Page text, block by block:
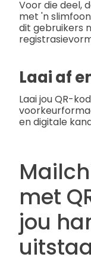
Voor die deel,
met 'n
dit gebruikers
Laai af
Laai jou QR-
en digitale
met
jou